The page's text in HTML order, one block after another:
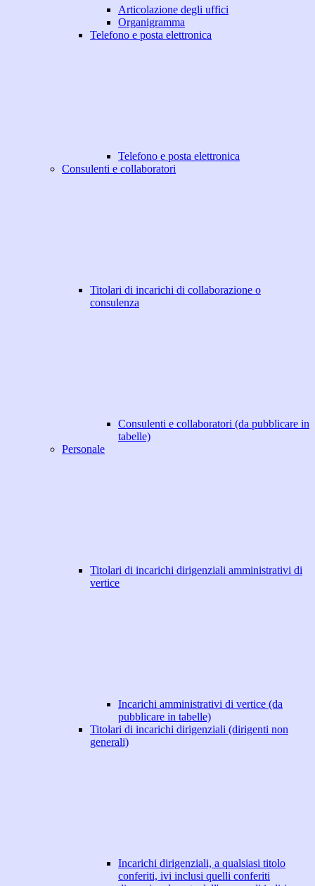
Articolazione degli uffici
Organigramma
Telefono e posta elettronica
Telefono e posta elettronica
Consulenti e collaboratori
Titolari di incarichi di collaborazione o
consulenza
Consulenti e collaboratori (da pubblicare in
tabelle)
Personale
Titolari di incarichi dirigenziali amministrativi di
vertice
Incarichi amministrativi di vertice (da
pubblicare in tabelle)
Titolari di incarichi dirigenziali (dirigenti non
generali)
Incarichi dirigenziali, a qualsiasi titolo
conferiti, ivi inclusi quelli conferiti